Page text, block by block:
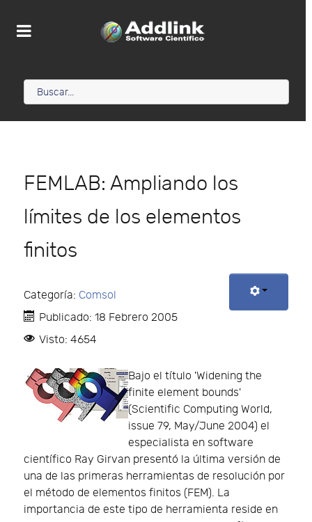
FEMLAB: Ampliando los
límites de los elementos
finitos
Categoría: Comsol
Publicado: 18 Febrero 2005
Visto: 4654
Bajo el título 'Widening the
finite element bounds'
(Scientific Computing World,
issue 79, May/June 2004) el
especialista en software
científico Ray Girvan presentó la última versión de
una de las primeras herramientas de resolución por
el método de elementos finitos (FEM). La
importancia de este tipo de herramienta reside en